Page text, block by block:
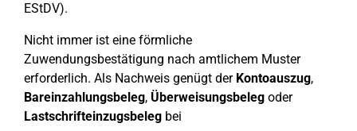
EStDV).
Nicht immer ist eine förmliche
Zuwendungsbestätigung nach amtlichem Muster
erforderlich. Als Nachweis genügt der Kontoauszug,
Bareinzahlungsbeleg, Überweisungsbeleg oder
Lastschrifteinzugsbeleg bei